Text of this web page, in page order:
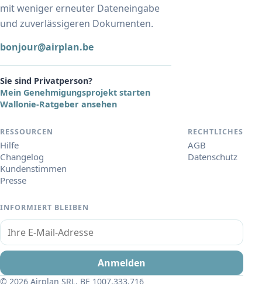
mit weniger erneuter Dateneingabe
und zuverlässigeren Dokumenten.
bonjour@airplan.be
Sie sind Privatperson?
Mein Genehmigungsprojekt starten
Wallonie-Ratgeber ansehen
RESSOURCEN
Hilfe
Changelog
Kundenstimmen
Presse
RECHTLICHES
AGB
Datenschutz
INFORMIERT BLEIBEN
Ihre E-Mail-Adresse
Anmelden
© 2026 Airplan SRL, BE 1007.333.716